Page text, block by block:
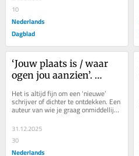
10
Nederlands
Dagblad
‘Jouw plaats is / waar
ogen jou aanzien’.
toont hoe we
‘broederhoeders’
Het is altijd fijn om een ‘nieuwe’
schrijver of dichter te ontdekken. Een
auteur van wie je graag onmiddellijk
meer wilt lezen. Vaak is zo’n...
31.12.2025
30
Nederlands